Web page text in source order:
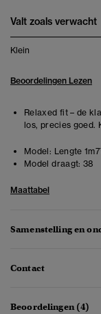
Valt zoals verwacht
Klein
Beoordelingen Lezen
Relaxed fit – de
los, precies goed.
Model: Lengte
Model draagt: 38
Maattabel
Samenstelling en
Contact
Beoordelingen (4)